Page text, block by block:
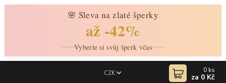
🌸 Sleva na zlaté šperky
až -42%
Vyberte si svůj šperk včas
CZK 0 ks
za 0 Kč